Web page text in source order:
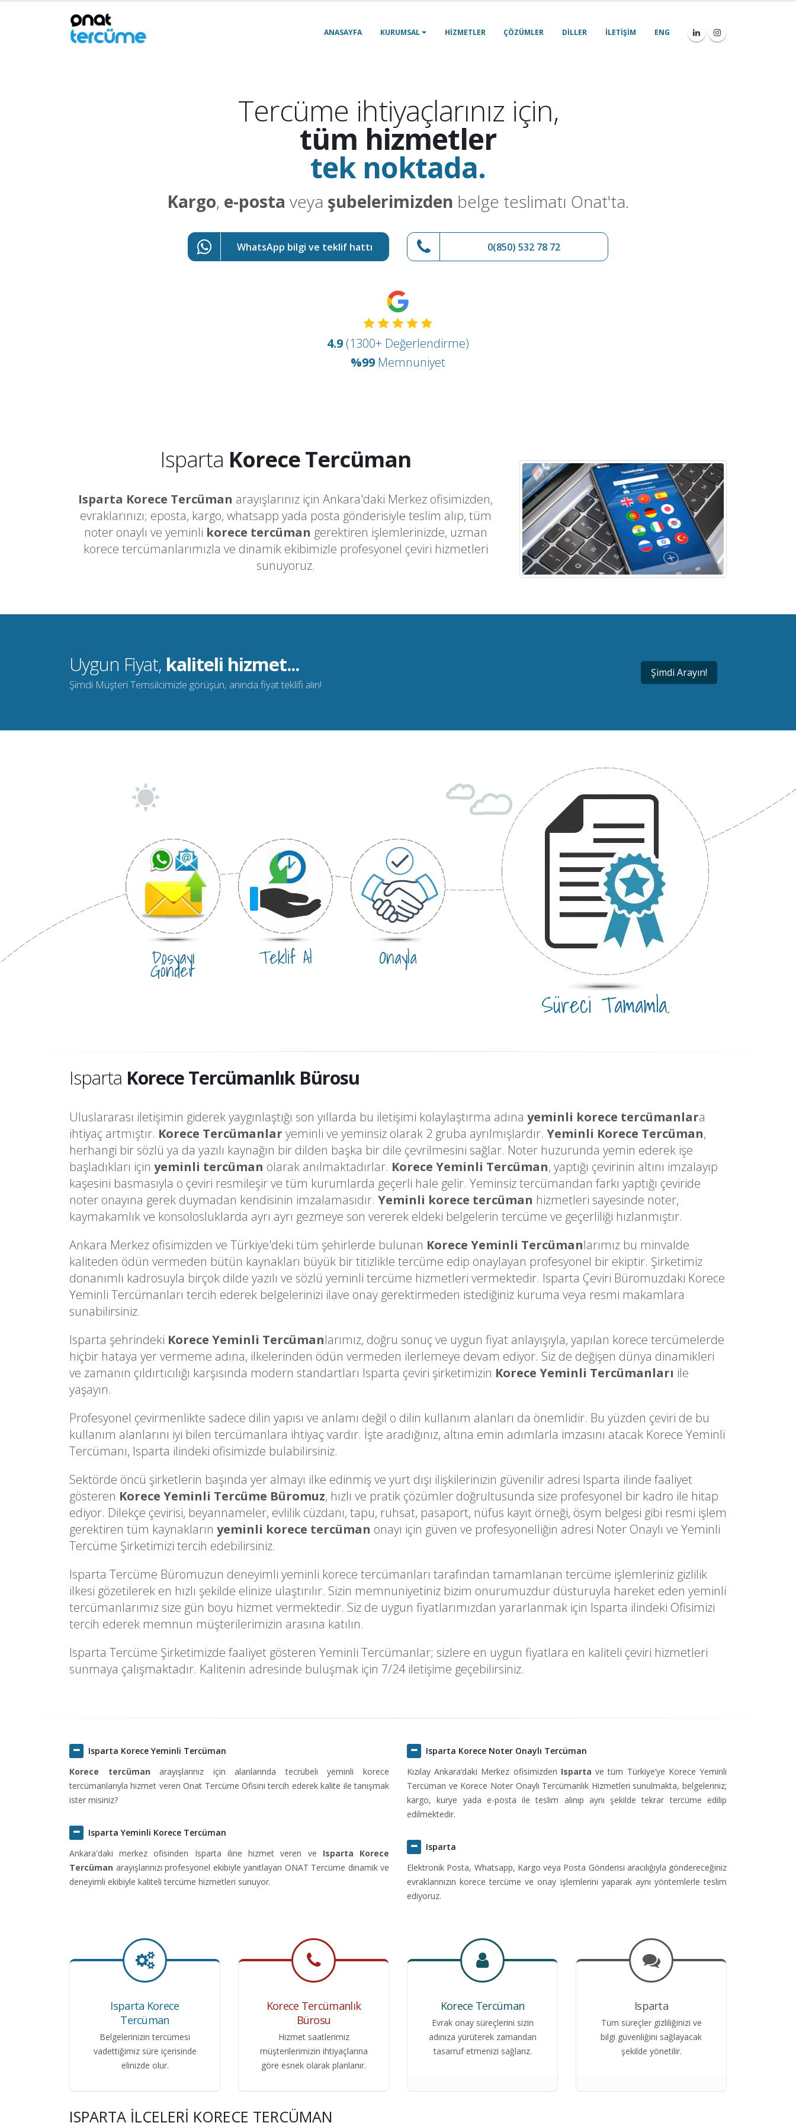
ANASAYFA KURUMSAL HIZMETLER ÇÖZÜMLER DILLER İLETIŞIM ENG
Tercüme ihtiyaçlarınız için,
tüm hizmetler
tek noktada.
Kargo, e-posta veya şubelerimizden belge teslimatı Onat'ta.
WhatsApp bilgi ve teklif hattı 0(850) 532 78 72
4.9 (1300+ Değerlendirme)
%99 Memnuniyet
Isparta Korece Tercüman
Isparta Korece Tercüman arayışlarınız için Ankara'daki Merkez ofisimizden,
evraklarınızı; eposta, kargo, whatsapp yada posta gönderisiyle teslim alıp, tüm
noter onaylı ve yeminli korece tercüman gerektiren işlemlerinizde, uzman
korece tercümanlarımızla ve dinamik ekibimizle profesyonel çeviri hizmetleri
sunuyoruz.
Uygun Fiyat, kaliteli hizmet...
Şimdi Müşteri Temsilcimizle görüşün, anında fiyat teklifi alın!
Şimdi Arayın!
Dosyayı
Gönder Teklif Al Onayla
Süreci Tamamla.
Isparta Korece Tercümanlık Bürosu
Uluslararası iletişimin giderek yaygınlaştığı son yıllarda bu iletişimi kolaylaştırma adına yeminli korece tercümanlara
ihtiyaç artmıştır. Korece Tercümanlar yeminli ve yeminsiz olarak 2 gruba ayrılmışlardır. Yeminli Korece Tercüman,
herhangi bir sözlü ya da yazılı kaynağın bir dilden başka bir dile çevrilmesini sağlar. Noter huzurunda yemin ederek işe
başladıkları için yeminli tercüman olarak anılmaktadırlar. Korece Yeminli Tercüman, yaptığı çevirinin altını imzalayıp
kaşesini basmasıyla o çeviri resmileşir ve tüm kurumlarda geçerli hale gelir. Yeminsiz tercümandan farkı yaptığı çeviride
noter onayına gerek duymadan kendisinin imzalamasıdır. Yeminli korece tercüman hizmetleri sayesinde noter,
kaymakamlık ve konsolosluklarda ayrı ayrı gezmeye son vererek eldeki belgelerin tercüme ve geçerliliği hızlanmıştır.
Ankara Merkez ofisimizden ve Türkiye'deki tüm şehirlerde bulunan Korece Yeminli Tercümanlarımız bu minvalde
kaliteden ödün vermeden bütün kaynakları büyük bir titizlikle tercüme edip onaylayan profesyonel bir ekiptir. Şirketimiz
donanımlı kadrosuyla birçok dilde yazılı ve sözlü yeminli tercüme hizmetleri vermektedir. Isparta Çeviri Büromuzdaki Korece
Yeminli Tercümanları tercih ederek belgelerinizi ilave onay gerektirmeden istediğiniz kuruma veya resmi makamlara
sunabilirsiniz.
Isparta şehrindeki Korece Yeminli Tercümanlarımız, doğru sonuç ve uygun fiyat anlayışıyla, yapılan korece tercümelerde
hiçbir hataya yer vermeme adına, ilkelerinden ödün vermeden ilerlemeye devam ediyor. Siz de değişen dünya dinamikleri
ve zamanın çıldırtıcılığı karşısında modern standartları Isparta çeviri şirketimizin Korece Yeminli Tercümanları ile
yaşayın.
Profesyonel çevirmenlikte sadece dilin yapısı ve anlamı değil o dilin kullanım alanları da önemlidir. Bu yüzden çeviri de bu
kullanım alanlarını iyi bilen tercümanlara ihtiyaç vardır. İşte aradığınız, altına emin adımlarla imzasını atacak Korece Yeminli
Tercümanı, Isparta ilindeki ofisimizde bulabilirsiniz.
Sektörde öncü şirketlerin başında yer almayı ilke edinmiş ve yurt dışı ilişkilerinizin güvenilir adresi Isparta ilinde faaliyet
gösteren Korece Yeminli Tercüme Büromuz, hızlı ve pratik çözümler doğrultusunda size profesyonel bir kadro ile hitap
ediyor. Dilekçe çevirisi, beyannameler, evlilik cüzdanı, tapu, ruhsat, pasaport, nüfus kayıt örneği, ösym belgesi gibi resmi işlem
gerektiren tüm kaynakların yeminli korece tercüman onayı için güven ve profesyonelliğin adresi Noter Onaylı ve Yeminli
Tercüme Şirketimizi tercih edebilirsiniz.
Isparta Tercüme Büromuzun deneyimli yeminli korece tercümanları tarafından tamamlanan tercüme işlemleriniz gizlilik
ilkesi gözetilerek en hızlı şekilde elinize ulaştırılır. Sizin memnuniyetiniz bizim onurumuzdur düsturuyla hareket eden yeminli
tercümanlarımız size gün boyu hizmet vermektedir. Siz de uygun fiyatlarımızdan yararlanmak için Isparta ilindeki Ofisimizi
tercih ederek memnun müşterilerimizin arasına katılın.
Isparta Tercüme Şirketimizde faaliyet gösteren Yeminli Tercümanlar; sizlere en uygun fiyatlara en kaliteli çeviri hizmetleri
sunmaya çalışmaktadır. Kalitenin adresinde buluşmak için 7/24 iletişime geçebilirsiniz.
Isparta Korece Yeminli Tercüman
Korece tercüman arayışlarınız için alanlarında tecrübeli yeminli korece
tercümanlarıyla hizmet veren Onat Tercüme Ofisini tercih ederek kalite ile tanışmak
ister misiniz?
Isparta Yeminli Korece Tercüman
Ankara'daki merkez ofisinden Isparta iline hizmet veren ve Isparta Korece
Tercüman arayışlarınızı profesyonel ekibiyle yanıtlayan ONAT Tercüme dinamik ve
deneyimli ekibiyle kaliteli tercüme hizmetleri sunuyor.
Isparta Korece Noter Onaylı Tercüman
Kızılay Ankara‘daki Merkez ofisimizden Isparta ve tüm Türkiye’ye Korece Yeminli
Tercüman ve Korece Noter Onaylı Tercümanlık Hizmetleri sunulmakta, belgeleriniz;
kargo, kurye yada e-posta ile teslim alınıp aynı şekilde tekrar tercüme edilip
edilmektedir.
Isparta
Elektronik Posta, Whatsapp, Kargo veya Posta Gönderisi aracılığıyla göndereceğiniz
evraklarınızın korece tercüme ve onay işlemlerini yaparak aynı yöntemlerle teslim
ediyoruz.
Isparta Korece
Tercüman
Belgelerinizin tercümesi
vadettiğimiz süre içerisinde
elinizde olur.
Korece Tercümanlık
Bürosu
Hizmet saatlerimiz
müşterilerimizin ihtiyaçlarına
göre esnek olarak planlanır.
Korece Tercüman
Evrak onay süreçlerini sizin
adınıza yürüterek zamandan
tasarruf etmenizi sağlarız.
Isparta
Tüm süreçler gizliliğinizi ve
bilgi güvenliğini sağlayacak
şekilde yönetilir.
ISPARTA İLÇELERI KORECE TERCÜMAN